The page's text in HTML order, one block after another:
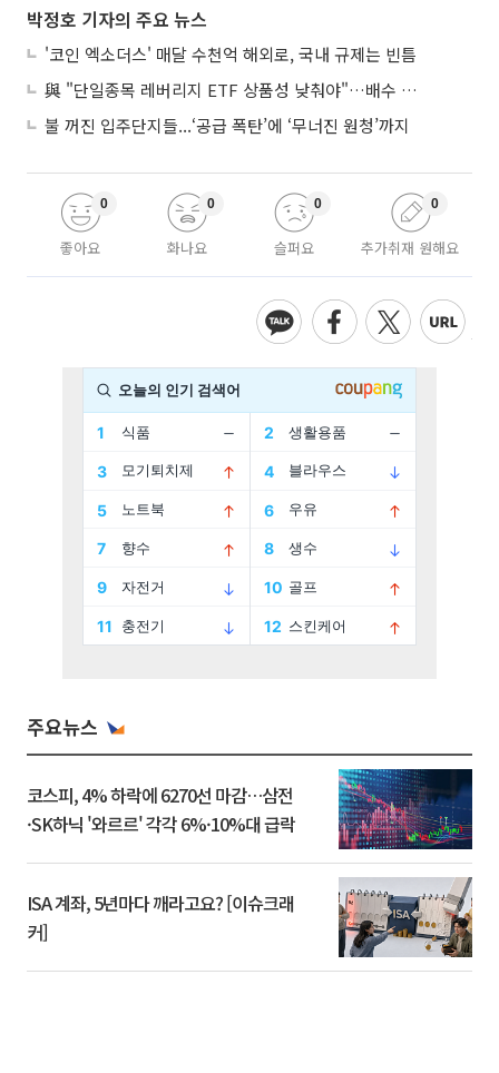
박정호 기자의 주요 뉴스
'코인 엑소더스' 매달 수천억 해외로, 국내 규제는 빈틈
與 "단일종목 레버리지 ETF 상품성 낮춰야"…배수 조정안도 거론
불 꺼진 입주단지들...‘공급 폭탄’에 ‘무너진 원청’까지
좋아요
0
화나요
0
슬퍼요
0
추가취재 원해요
0
주요뉴스
코스피, 4% 하락에 6270선 마감…삼전
·SK하닉 '와르르' 각각 6%·10%대 급락
ISA 계좌, 5년마다 깨라고요? [이슈크래
커]